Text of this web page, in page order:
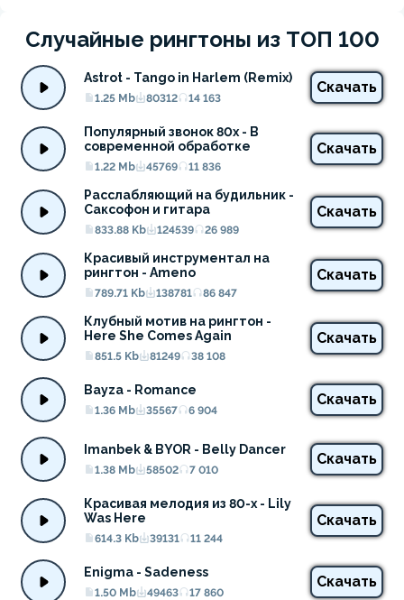
Случайные рингтоны из ТОП 100
Astrot - Tango in Harlem (Remix)
1.25 Mb 80312 14 163
Скачать
Популярный звонок 80х - В
современной обработке
1.22 Mb 45769 11 836
Скачать
Расслабляющий на будильник -
Саксофон и гитара
833.88 Kb 124539 26 989
Скачать
Красивый инструментал на
рингтон - Ameno
789.71 Kb 138781 86 847
Скачать
Клубный мотив на рингтон -
Here She Comes Again
851.5 Kb 81249 38 108
Скачать
Bayza - Romance
1.36 Mb 35567 6 904
Скачать
Imanbek & BYOR - Belly Dancer
1.38 Mb 58502 7 010
Скачать
Красивая мелодия из 80-х - Lily
Was Here
614.3 Kb 39131 11 244
Скачать
Enigma - Sadeness
1.50 Mb 49463 17 860
Скачать